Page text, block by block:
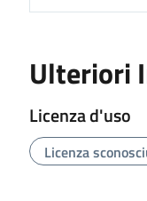
Ulteriori
Licenza d'uso
Licenza